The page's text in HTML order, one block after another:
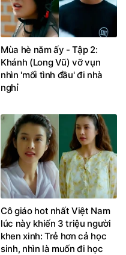
Mùa hè năm ấy - Tập 2:
Khánh (Long Vũ) vỡ vụn
nhìn 'mối tình đầu' đi nhà
nghỉ
Cô giáo hot nhất Việt Nam
lúc này khiến 3 triệu người
khen xinh: Trẻ hơn cả học
sinh, nhìn là muốn đi học